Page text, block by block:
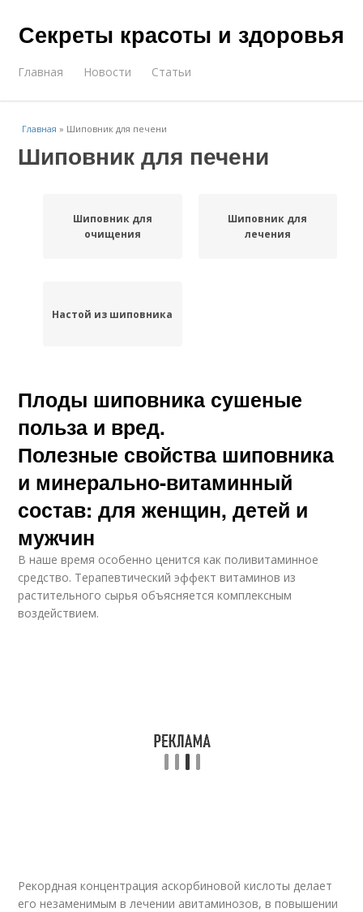
Секреты красоты и здоровья
Главная Новости Статьи
Главная » Шиповник для печени
Шиповник для печени
Шиповник для
очищения
Шиповник для
лечения
Настой из шиповника
Плоды шиповника сушеные
польза и вред.
Полезные свойства шиповника
и минерально-витаминный
состав: для женщин, детей и
мужчин
В наше время особенно ценится как поливитаминное
средство. Терапевтический эффект витаминов из
растительного сырья объясняется комплексным
воздействием.
Рекордная концентрация аскорбиновой кислоты делает
его незаменимым в лечении авитаминозов, в повышении